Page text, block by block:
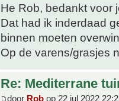
He Rob, bedankt voor
Dat had ik inderdaad
binnen moeten
Op de varens/grasjes
Re: Mediterrane
door Rob op 22 jul 2022